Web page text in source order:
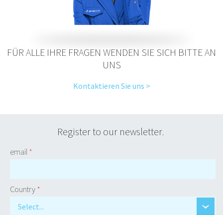
FÜR ALLE IHRE FRAGEN WENDEN SIE SICH BITTE AN
UNS
Kontaktieren Sie uns >
Register to our newsletter.
email *
Country *
Select...